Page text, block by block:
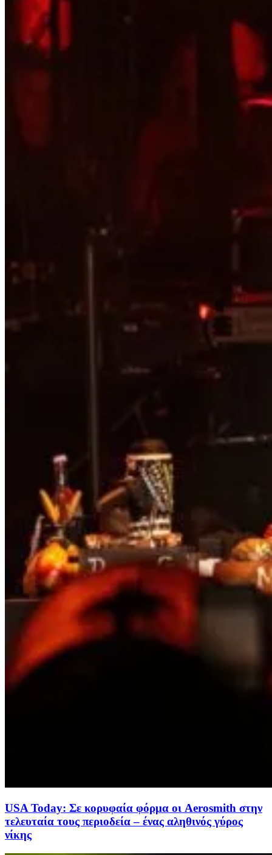
USA Today: Σε κορυφαία φόρμα οι Aerosmith στην
τελευταία τους περιοδεία – ένας αληθινός γύρος
νίκης